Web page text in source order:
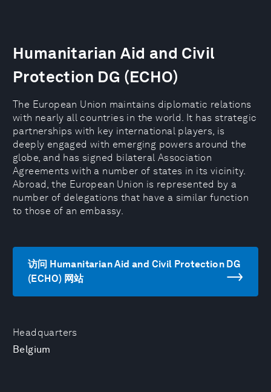
Headquarters
Belgium
Humanitarian Aid and Civil
Protection DG (ECHO)
The European Union maintains diplomatic relations
with nearly all countries in the world. It has strategic
partnerships with key international players, is
deeply engaged with emerging powers around the
globe, and has signed bilateral Association
Agreements with a number of states in its vicinity.
Abroad, the European Union is represented by a
number of delegations that have a similar function
to those of an embassy.
访问 Humanitarian Aid and Civil Protection DG
(ECHO) 网站